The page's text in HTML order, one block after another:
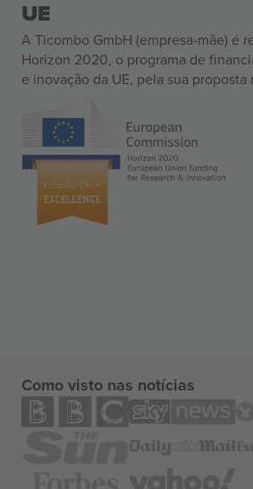
UE
A Ticombo GmbH (empresa-mãe) é
Horizon 2020, o programa de
e inovação da UE, pela sua proposta
Como visto nas notícias